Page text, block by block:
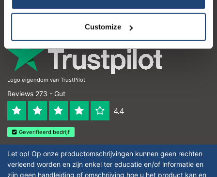
Customize
Logo eigendom van TrustPilot
Reviews 273 - Gut
4.4
Geverifieerd bedrijf
Let op! Op onze productomschrijvingen kunnen geen rechten
verleend worden en zijn enkel ter educatie en/of informatie en
zijn geen handleiding of omschrijving hoe u het product kan en